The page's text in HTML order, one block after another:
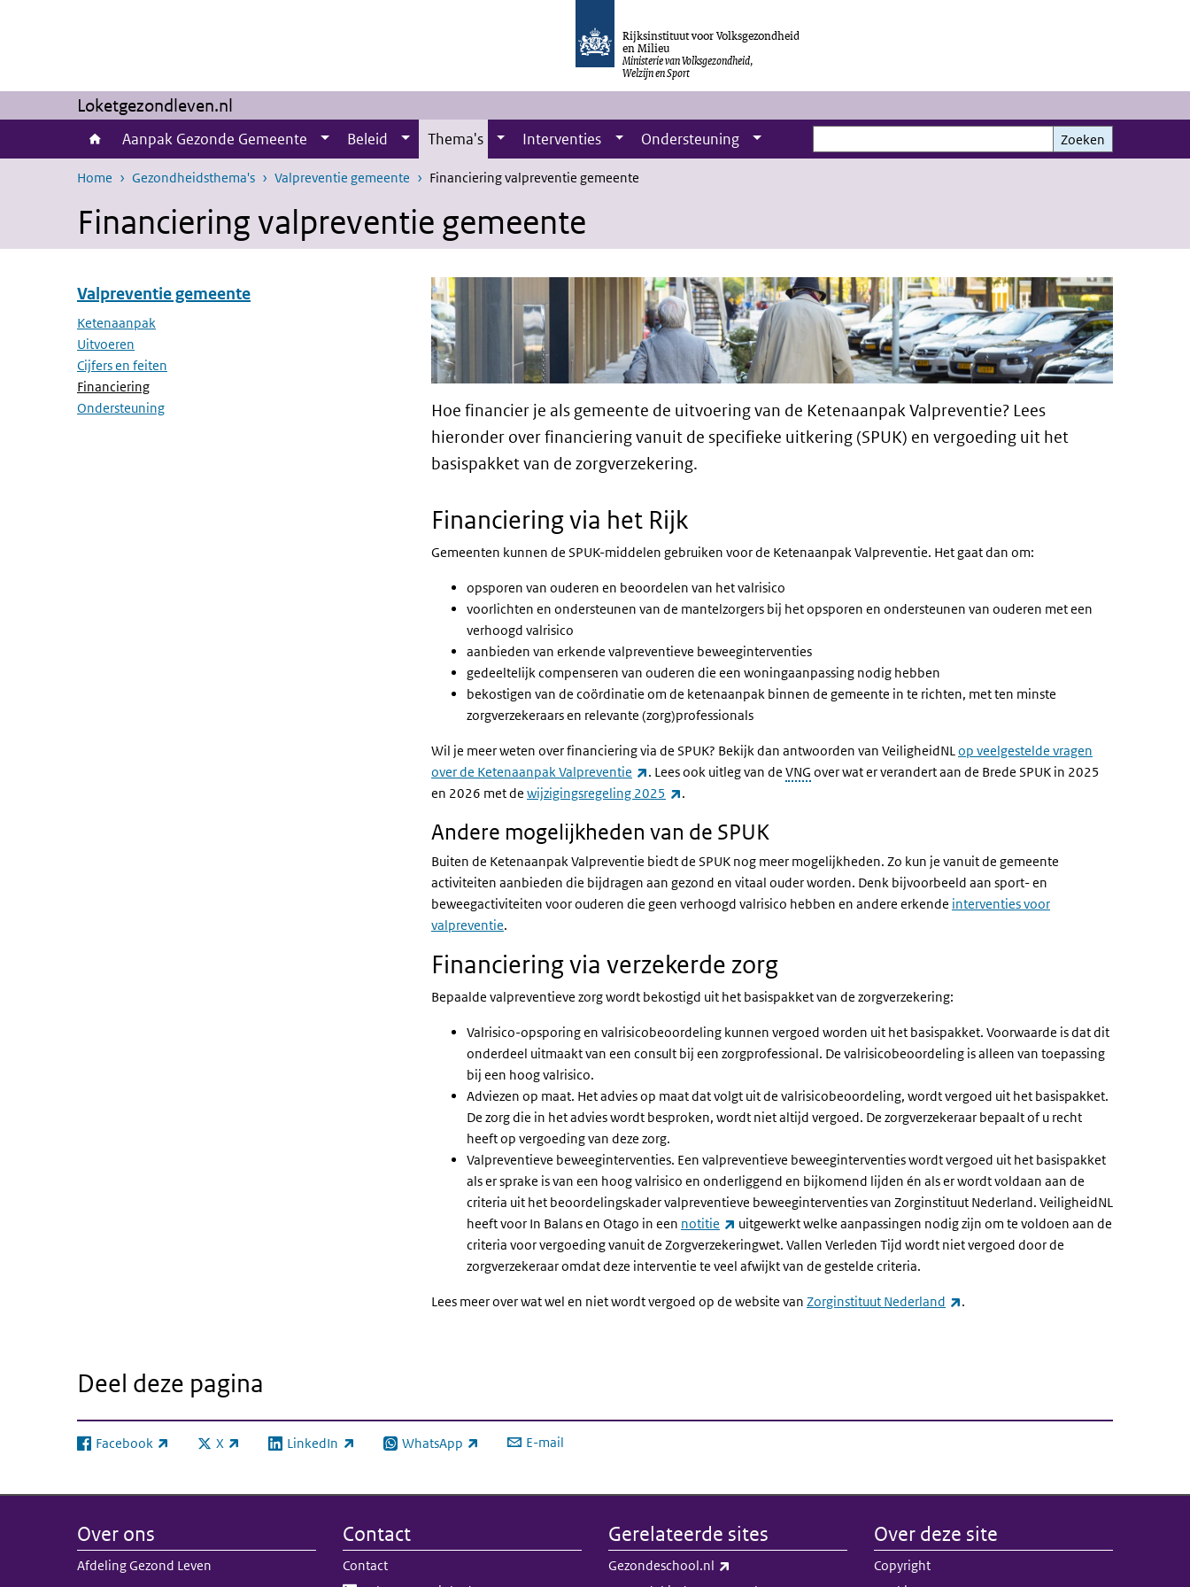
Rijksinstituut voor Volksgezondheid
en Milieu
Ministerie van Volksgezondheid,
Welzijn en Sport
Loketgezondleven.nl
Aanpak Gezonde Gemeente Beleid Thema's Interventies Ondersteuning
Zoeken
Zoeken
Home Gezondheidsthema's Valpreventie gemeente Financiering valpreventie gemeente
Financiering valpreventie gemeente
Overslaan menu Valpreventie gemeente
Valpreventie gemeente
Ketenaanpak
Uitvoeren
Cijfers en feiten
Financiering(Actieve pagina)
Ondersteuning
Hoe financier je als gemeente de uitvoering van de Ketenaanpak Valpreventie? Lees
hieronder over financiering vanuit de specifieke uitkering (SPUK) en vergoeding uit het
basispakket van de zorgverzekering.
Financiering via het Rijk
Gemeenten kunnen de SPUK-middelen gebruiken voor de Ketenaanpak Valpreventie. Het gaat dan om:
opsporen van ouderen en beoordelen van het valrisico
voorlichten en ondersteunen van de mantelzorgers bij het opsporen en ondersteunen van ouderen met een
verhoogd valrisico
aanbieden van erkende valpreventieve beweeginterventies
gedeeltelijk compenseren van ouderen die een woningaanpassing nodig hebben
bekostigen van de coördinatie om de ketenaanpak binnen de gemeente in te richten, met ten minste
zorgverzekeraars en relevante (zorg)professionals
Wil je meer weten over financiering via de SPUK? Bekijk dan antwoorden van VeiligheidNLop veelgestelde vragen
over de Ketenaanpak Valpreventie
(externe link)
. Lees ook uitleg van deVNG over wat er verandert aan de Brede SPUK in 2025
en 2026 met de wijzigingsregeling 2025 (externe link)
.
Andere mogelijkheden van de SPUK
Buiten de Ketenaanpak Valpreventie biedt de SPUK nog meer mogelijkheden. Zo kun je vanuit de gemeente
activiteiten aanbieden die bijdragen aan gezond en vitaal ouder worden. Denk bijvoorbeeld aan sport- en
beweegactiviteiten voor ouderen die geen verhoogd valrisico hebben en andere erkende interventies voor
valpreventie.
Financiering via verzekerde zorg
Bepaalde valpreventieve zorg wordt bekostigd uit het basispakket van de zorgverzekering:
Valrisico-opsporing en valrisicobeoordeling kunnen vergoed worden uit het basispakket. Voorwaarde is dat dit
onderdeel uitmaakt van een consult bij een zorgprofessional. De valrisicobeoordeling is alleen van toepassing
bij een hoog valrisico.
Adviezen op maat. Het advies op maat dat volgt uit de valrisicobeoordeling, wordt vergoed uit het basispakket.
De zorg die in het advies wordt besproken, wordt niet altijd vergoed. De zorgverzekeraar bepaalt of u recht
heeft op vergoeding van deze zorg.
Valpreventieve beweeginterventies. Een valpreventieve beweeginterventies wordt vergoed uit het basispakket
als er sprake is van een hoog valrisico en onderliggend en bijkomend lijden én als er wordt voldaan aan de
criteria uit het beoordelingskader valpreventieve beweeginterventies van Zorginstituut Nederland. VeiligheidNL
heeft voor In Balans en Otago in een notitie (externe link)
uitgewerkt welke aanpassingen nodig zijn om te voldoen aan de
criteria voor vergoeding vanuit de Zorgverzekeringwet. Vallen Verleden Tijd wordt niet vergoed door de
zorgverzekeraar omdat deze interventie te veel afwijkt van de gestelde criteria.
Lees meer over wat wel en niet wordt vergoed op de website van Zorginstituut Nederland (externe link)
.
Deel deze pagina
Facebook
(externe link) X
(externe link) LinkedIn
(externe link) WhatsApp
(externe link) E-mail
Over ons
Afdeling Gezond Leven
Contact
Contact
Gerelateerde sites
Gezondeschool.nl
Over deze site
Copyright